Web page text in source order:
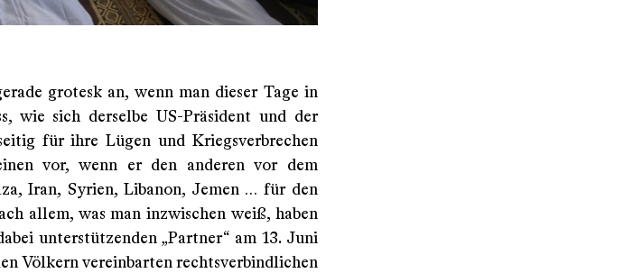
grotesk an, wenn man dieser Tage in
wie sich derselbe US-Präsident und der
für ihre Lügen und Kriegsverbrechen
vor, wenn er den anderen vor dem
Iran, Syrien, Libanon, Jemen … für den
allem, was man inzwischen weiß, haben
unterstützenden „Partner“ am 13. Juni
Völkern vereinbarten rechtsverbindlichen